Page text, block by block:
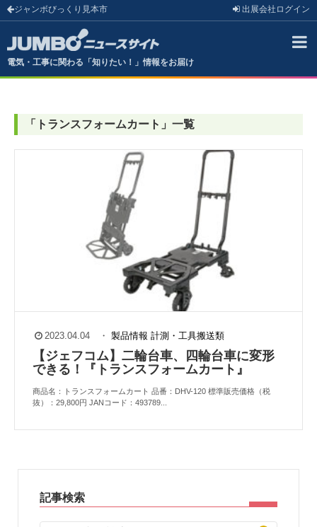
ジャンボびっくり見本市 出展会社 ログイン
電気・工事に関わる「知りたい！」情報をお届け
「 トランスフォームカート 」 一覧
2023.04.04 ・ 製品情報 計測・工具搬送類
【ジェフコム】二輪台車、四輪台車に変形
できる！『トランスフォームカート』
商品名：トランスフォームカート 品番：DHV-120 標準販売価格（税
抜）：29,800円 JANコード：493789...
記事検索